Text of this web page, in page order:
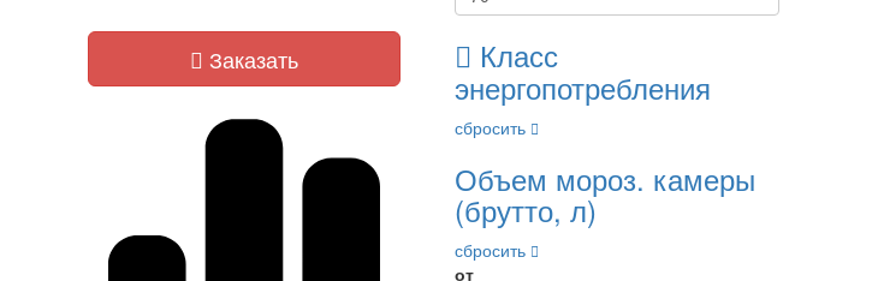
Заказать Класс
энергопотребления
сбросить
Объем мороз. камеры
(брутто, л)
сбросить
от